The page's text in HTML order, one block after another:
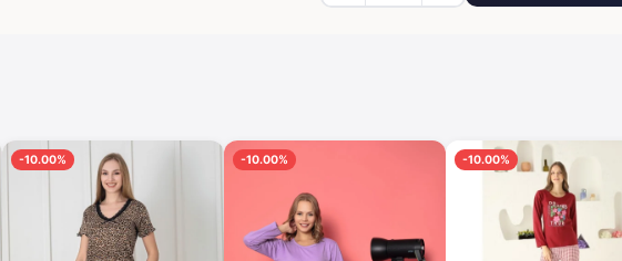
-10.00% -10.00% -10.00%